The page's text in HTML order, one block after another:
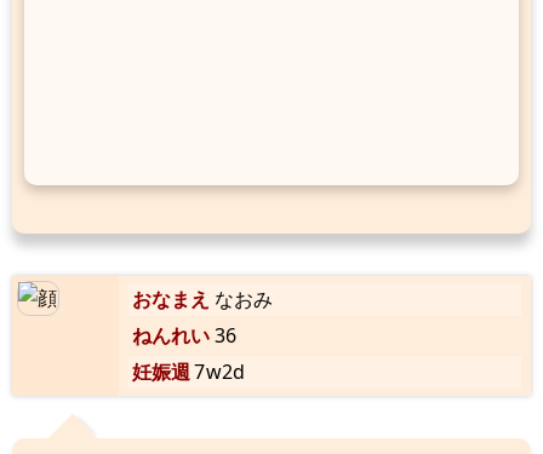
おなまえ なおみ
ねんれい36
妊娠週7w2d